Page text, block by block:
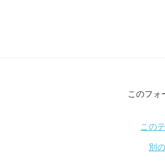
このフォ
この
別